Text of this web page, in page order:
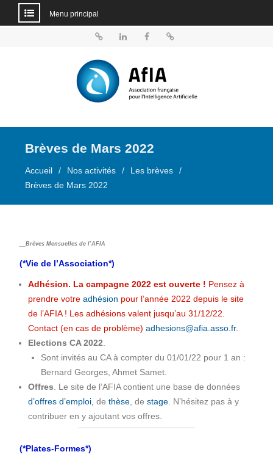
Menu principal
Brèves de Mars 2022
Accueil Nos activités
Les brèves
Brèves de Mars 2022
__Brèves Mensuelles de l’AFIA
(*Vie de l’Association*)
Adhésion. La campagne 2022 est ouverte ! Pensez à
prendre votre adhésion pour l’année 2022 depuis le site
de l’AFIA ! Les adhésions valent jusqu’au 31/12/22.
Contact (en cas de problème) adhesions@afia.asso.fr.
Elections CA 2022
Sont invités au CA à compter du 01/01/22 pour 1 an :
Bernard Georges, Ahmet Samet.
Offres . Le site de l’AFIA contient une base de données
d’offres d’emploi, de thèse, de stage. N’hésitez pas à y
contribuer en y ajoutant vos offres.
(*Plates-Formes*)